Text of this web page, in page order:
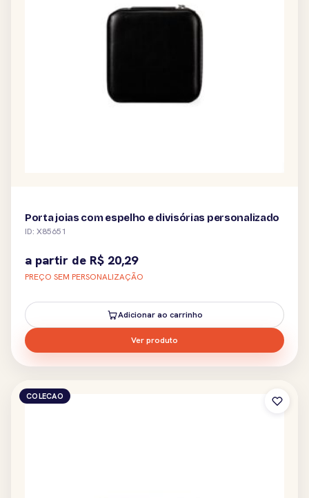
Porta joias com espelho e divisórias personalizado
ID: X85651
a partir de R$ 20,29
PREÇO SEM PERSONALIZAÇÃO
Adicionar ao carrinho
Ver produto
COLECAO